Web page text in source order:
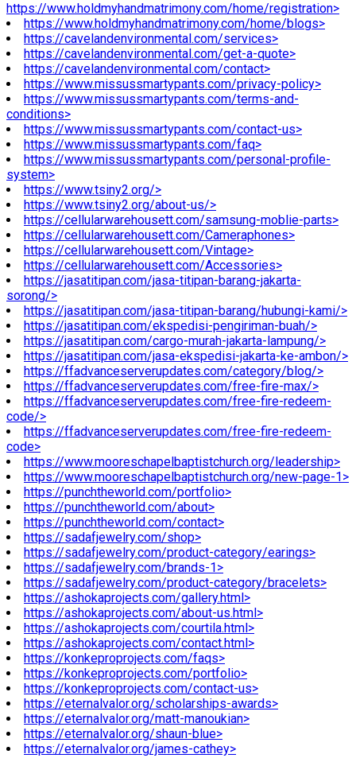
https://www.holdmyhandmatrimony.com/home/registration>
https://www.holdmyhandmatrimony.com/home/blogs>
https://cavelandenvironmental.com/services>
https://cavelandenvironmental.com/get-a-quote>
https://cavelandenvironmental.com/contact>
https://www.missussmartypants.com/privacy-policy>
https://www.missussmartypants.com/terms-and-
conditions>
https://www.missussmartypants.com/contact-us>
https://www.missussmartypants.com/faq>
https://www.missussmartypants.com/personal-profile-
system>
https://www.tsiny2.org/>
https://www.tsiny2.org/about-us/>
https://cellularwarehousett.com/samsung-moblie-parts>
https://cellularwarehousett.com/Cameraphones>
https://cellularwarehousett.com/Vintage>
https://cellularwarehousett.com/Accessories>
https://jasatitipan.com/jasa-titipan-barang-jakarta-
sorong/>
https://jasatitipan.com/jasa-titipan-barang/hubungi-kami/>
https://jasatitipan.com/ekspedisi-pengiriman-buah/>
https://jasatitipan.com/cargo-murah-jakarta-lampung/>
https://jasatitipan.com/jasa-ekspedisi-jakarta-ke-ambon/>
https://ffadvanceserverupdates.com/category/blog/>
https://ffadvanceserverupdates.com/free-fire-max/>
https://ffadvanceserverupdates.com/free-fire-redeem-
code/>
https://ffadvanceserverupdates.com/free-fire-redeem-
code>
https://www.mooreschapelbaptistchurch.org/leadership>
https://www.mooreschapelbaptistchurch.org/new-page-1>
https://punchtheworld.com/portfolio>
https://punchtheworld.com/about>
https://punchtheworld.com/contact>
https://sadafjewelry.com/shop>
https://sadafjewelry.com/product-category/earings>
https://sadafjewelry.com/brands-1>
https://sadafjewelry.com/product-category/bracelets>
https://ashokaprojects.com/gallery.html>
https://ashokaprojects.com/about-us.html>
https://ashokaprojects.com/courtila.html>
https://ashokaprojects.com/contact.html>
https://konkeproprojects.com/faqs>
https://konkeproprojects.com/portfolio>
https://konkeproprojects.com/contact-us>
https://eternalvalor.org/scholarships-awards>
https://eternalvalor.org/matt-manoukian>
https://eternalvalor.org/shaun-blue>
https://eternalvalor.org/james-cathey>